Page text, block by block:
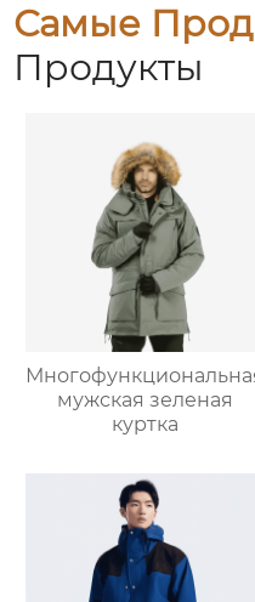
Самые
Продукты
мужская зеленая
куртка